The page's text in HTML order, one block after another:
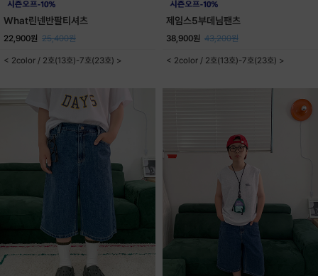
What린넨반팔티셔츠
22,900원 25,400원
< 2color / 2호(13호)-7호(23호) >
제임스5부데님팬츠
38,900원 43,200원
< 2color / 2호(13호)-7호(23호) >